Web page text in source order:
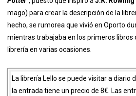
La Librería también tiene una conexión
Potter”, puesto que inspiro a
hecho, se rumorea que vivió en Oporto
mientras trabajaba en los primeros libros